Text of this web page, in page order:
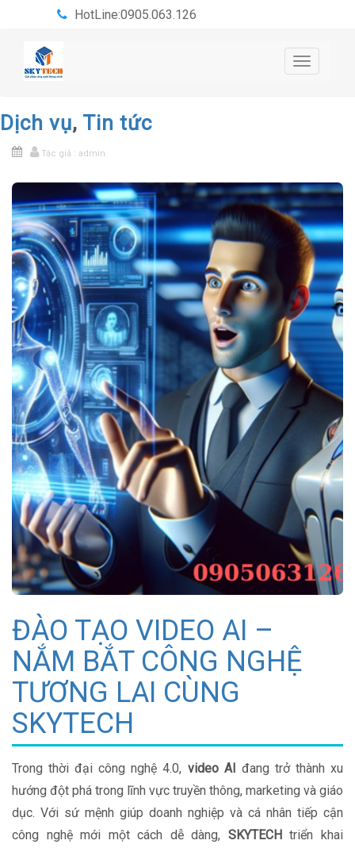
HotLine:0905.063.126
Toggle
Dịch vụ, Tin tức
Tác giả : admin
ĐÀO TẠO VIDEO AI –
NẮM BẮT CÔNG NGHỆ
TƯƠNG LAI CÙNG
SKYTECH
Trong thời đại công nghệ 4.0, video AI đang trở thành xu
hướng đột phá trong lĩnh vực truyền thông, marketing và giáo
dục. Với sứ mệnh giúp doanh nghiệp và cá nhân tiếp cận
công nghệ mới một cách dễ dàng, SKYTECHtriển khai